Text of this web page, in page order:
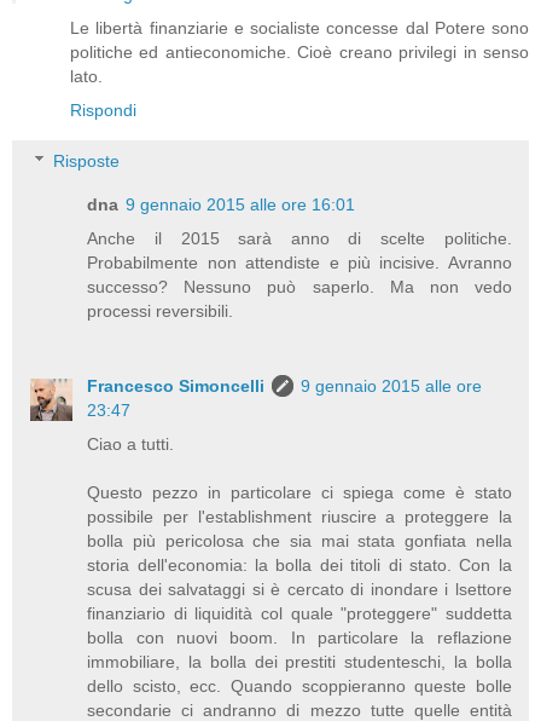
Le libertà finanziarie e socialiste concesse dal Potere sono
politiche ed antieconomiche. Cioè creano privilegi in senso
lato.
Rispondi
Risposte
dna 9 gennaio 2015 alle ore 16:01
Anche il 2015 sarà anno di scelte politiche.
Probabilmente non attendiste e più incisive. Avranno
successo? Nessuno può saperlo. Ma non vedo
processi reversibili.
Francesco Simoncelli
9 gennaio 2015 alle ore
23:47
Ciao a tutti.
Questo pezzo in particolare ci spiega come è stato
possibile per l'establishment riuscire a proteggere la
bolla più pericolosa che sia mai stata gonfiata nella
storia dell'economia: la bolla dei titoli di stato. Con la
scusa dei salvataggi si è cercato di inondare i lsettore
finanziario di liquidità col quale "proteggere" suddetta
bolla con nuovi boom. In particolare la reflazione
immobiliare, la bolla dei prestiti studenteschi, la bolla
dello scisto, ecc. Quando scoppieranno queste bolle
secondarie ci andranno di mezzo tutte quelle entità